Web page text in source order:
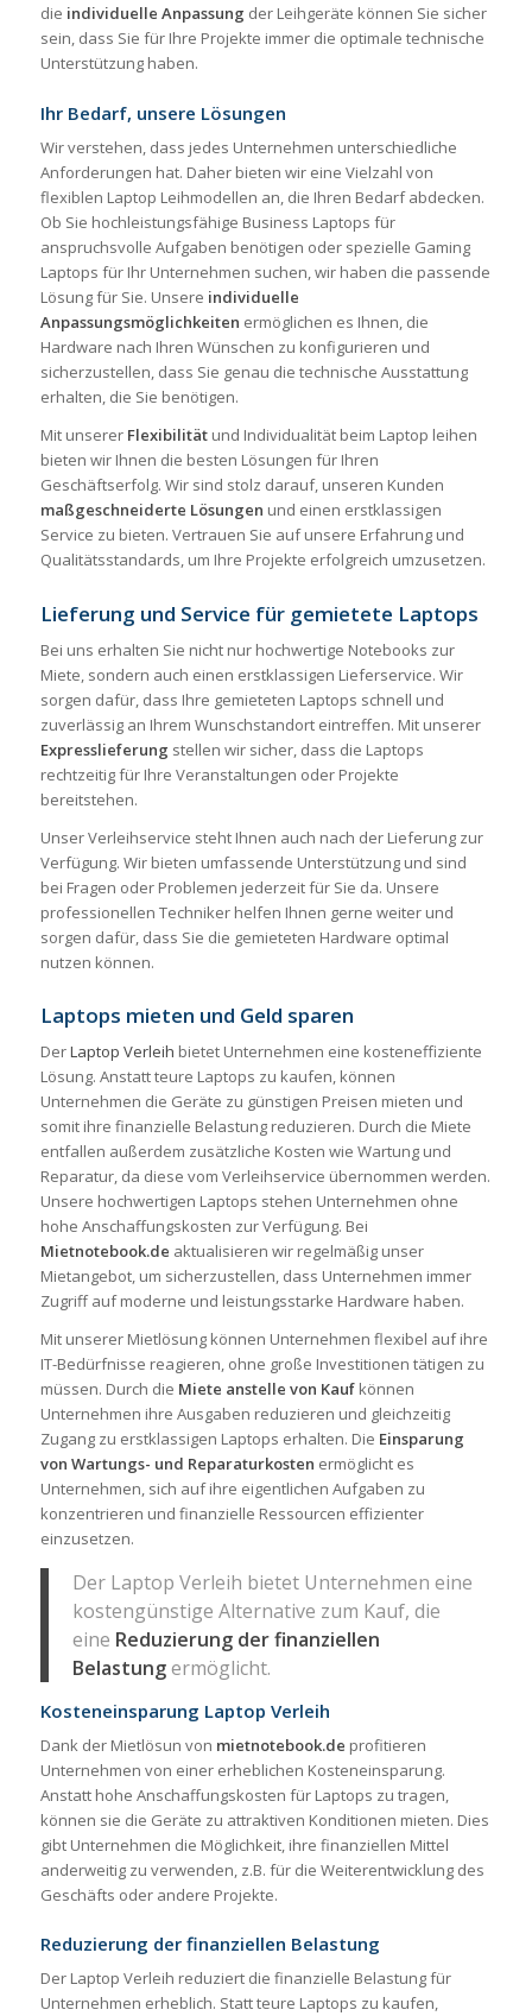
die individuelle Anpassung der Leihgeräte können Sie sicher
sein, dass Sie für Ihre Projekte immer die optimale technische
Unterstützung haben.
Ihr Bedarf, unsere Lösungen
Wir verstehen, dass jedes Unternehmen unterschiedliche
Anforderungen hat. Daher bieten wir eine Vielzahl von
flexiblen Laptop Leihmodellen an, die Ihren Bedarf abdecken.
Ob Sie hochleistungsfähige Business Laptops für
anspruchsvolle Aufgaben benötigen oder spezielle Gaming
Laptops für Ihr Unternehmen suchen, wir haben die passende
Lösung für Sie. Unsere individuelle
Anpassungsmöglichkeiten ermöglichen es Ihnen, die
Hardware nach Ihren Wünschen zu konfigurieren und
sicherzustellen, dass Sie genau die technische Ausstattung
erhalten, die Sie benötigen.
Mit unserer Flexibilitätund Individualität beim Laptop leihen
bieten wir Ihnen die besten Lösungen für Ihren
Geschäftserfolg. Wir sind stolz darauf, unseren Kunden
maßgeschneiderte Lösungen und einen erstklassigen
Service zu bieten. Vertrauen Sie auf unsere Erfahrung und
Qualitätsstandards, um Ihre Projekte erfolgreich umzusetzen.
Lieferung und Service für gemietete Laptops
Bei uns erhalten Sie nicht nur hochwertige Notebooks zur
Miete, sondern auch einen erstklassigen Lieferservice. Wir
sorgen dafür, dass Ihre gemieteten Laptops schnell und
zuverlässig an Ihrem Wunschstandort eintreffen. Mit unserer
Expresslieferung stellen wir sicher, dass die Laptops
rechtzeitig für Ihre Veranstaltungen oder Projekte
bereitstehen.
Unser Verleihservice steht Ihnen auch nach der Lieferung zur
Verfügung. Wir bieten umfassende Unterstützung und sind
bei Fragen oder Problemen jederzeit für Sie da. Unsere
professionellen Techniker helfen Ihnen gerne weiter und
sorgen dafür, dass Sie die gemieteten Hardware optimal
nutzen können.
Laptops mieten und Geld sparen
DerLaptop Verleih bietet Unternehmen eine kosteneffiziente
Lösung. Anstatt teure Laptops zu kaufen, können
Unternehmen die Geräte zu günstigen Preisen mieten und
somit ihre finanzielle Belastung reduzieren. Durch die Miete
entfallen außerdem zusätzliche Kosten wie Wartung und
Reparatur, da diese vom Verleihservice übernommen werden.
Unsere hochwertigen Laptops stehen Unternehmen ohne
hohe Anschaffungskosten zur Verfügung. Bei
Mietnotebook.de aktualisieren wir regelmäßig unser
Mietangebot, um sicherzustellen, dass Unternehmen immer
Zugriff auf moderne und leistungsstarke Hardware haben.
Mit unserer Mietlösung können Unternehmen flexibel auf ihre
IT-Bedürfnisse reagieren, ohne große Investitionen tätigen zu
müssen. Durch die Miete anstelle von Kaufkönnen
Unternehmen ihre Ausgaben reduzieren und gleichzeitig
Zugang zu erstklassigen Laptops erhalten. Die Einsparung
von Wartungs- und Reparaturkosten ermöglicht es
Unternehmen, sich auf ihre eigentlichen Aufgaben zu
konzentrieren und finanzielle Ressourcen effizienter
einzusetzen.
Der Laptop Verleih bietet Unternehmen eine
kostengünstige Alternative zum Kauf, die
eine Reduzierung der finanziellen
Belastungermöglicht.
Kosteneinsparung Laptop Verleih
Dank der Mietlösun von mietnotebook.de profitieren
Unternehmen von einer erheblichen Kosteneinsparung.
Anstatt hohe Anschaffungskosten für Laptops zu tragen,
können sie die Geräte zu attraktiven Konditionen mieten. Dies
gibt Unternehmen die Möglichkeit, ihre finanziellen Mittel
anderweitig zu verwenden, z.B. für die Weiterentwicklung des
Geschäfts oder andere Projekte.
Reduzierung der finanziellen Belastung
Der Laptop Verleih reduziert die finanzielle Belastung für
Unternehmen erheblich. Statt teure Laptops zu kaufen,